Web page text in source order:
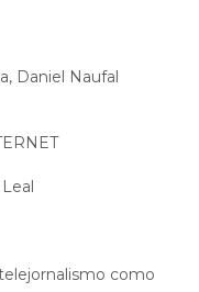
Daniel Naufal
como